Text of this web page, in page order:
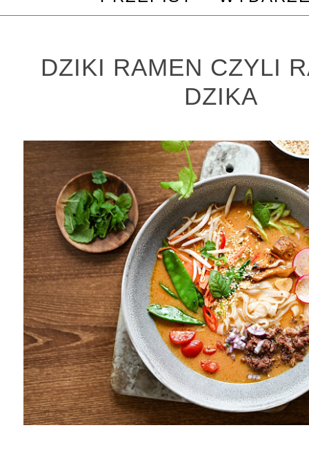
DZIKI RAMEN CZYLI
DZIKA